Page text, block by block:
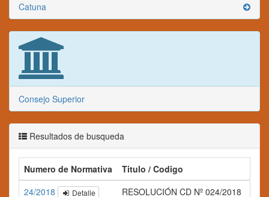
Catuna
Consejo Superior
Resultados de busqueda
Numero de Normativa Titulo / Codigo
24/2018
Detalle RESOLUCIÓN CD Nº 024/2018